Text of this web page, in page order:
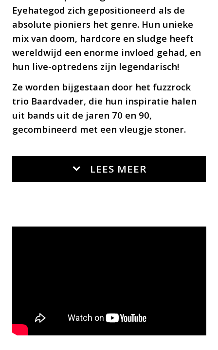
Eyehategod zich gepositioneerd als de
absolute pioniers het genre. Hun unieke
mix van doom, hardcore en sludge heeft
wereldwijd een enorme invloed gehad, en
hun live-optredens zijn legendarisch!
Ze worden bijgestaan door het fuzzrock
trio Baardvader, die hun inspiratie halen
uit bands uit de jaren 70 en 90,
gecombineerd met een vleugje stoner.
LEES MEER